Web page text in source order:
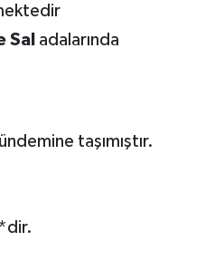
Sal adalarında
taşımıştır.